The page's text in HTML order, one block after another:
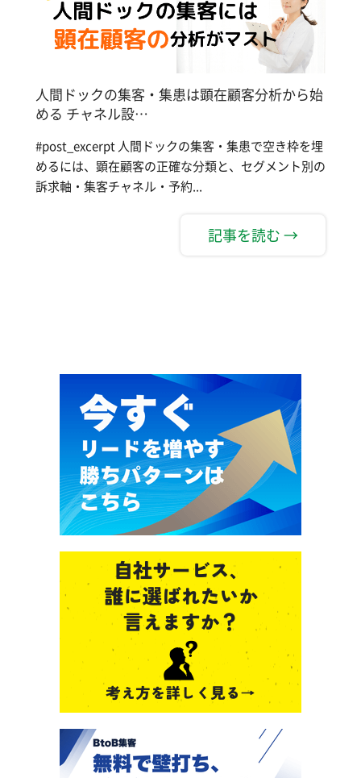
人間ドックの集客・集患は顕在顧客分析から始
める チャネル設…
#post_excerpt 人間ドックの集客・集患で空き枠を埋
めるには、顕在顧客の正確な分類と、セグメント別の
訴求軸・集客チャネル・予約...
記事を読む →